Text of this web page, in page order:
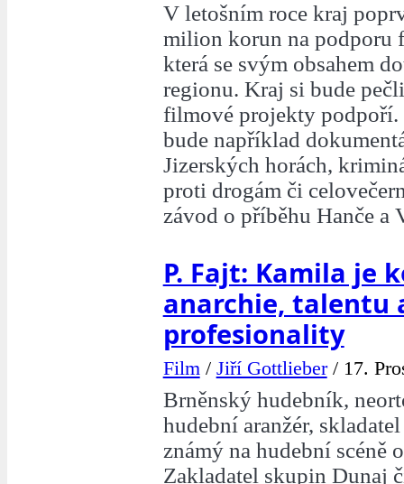
V letošním roce kraj
milion korun na podporu
která se svým obsahem
regionu. Kraj si bude
filmové projekty podpoří.
bude například
Jizerských horách,
proti drogám či
závod o příběhu Hanče a
P. Fajt: Kamila je
anarchie, talentu
profesionality
Film/ Jiří Gottlieber/ 17.
Brněnský hudebník,
hudební aranžér,
známý na hudební scéně
Zakladatel skupin Dunaj